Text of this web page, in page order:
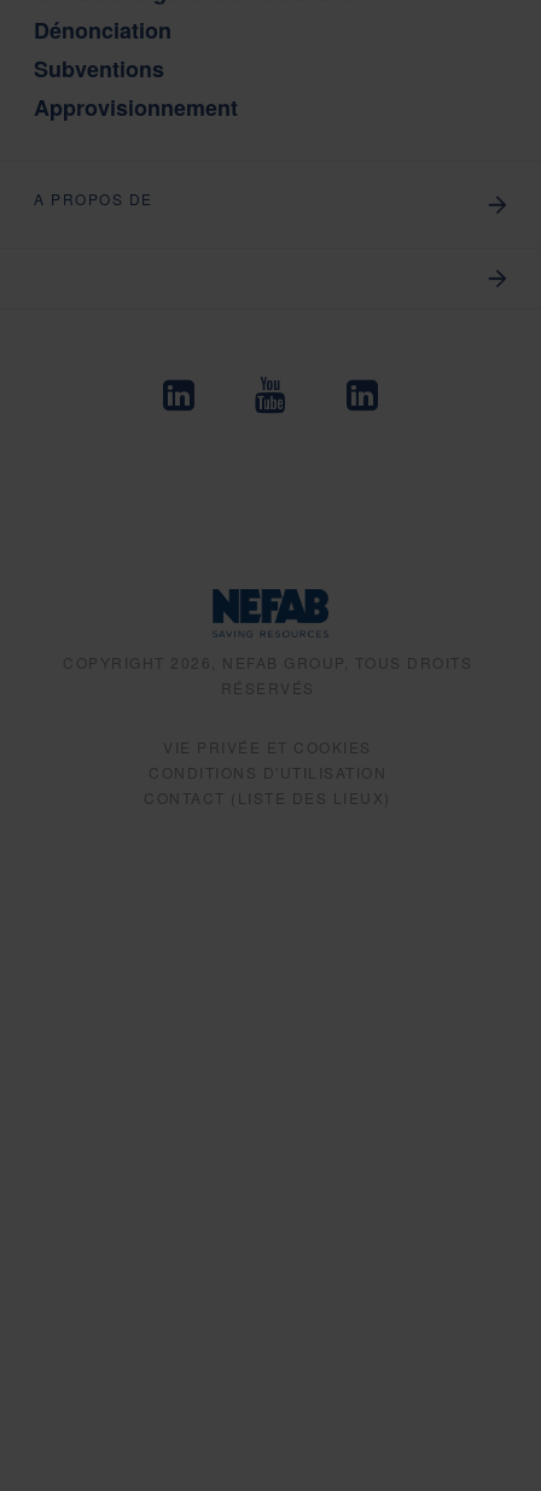
Dénonciation
Subventions
Approvisionnement
A PROPOS DE
COPYRIGHT 2026, NEFAB GROUP, TOUS DROITS
RÉSERVÉS
VIE PRIVÉE ET COOKIES
CONDITIONS D'UTILISATION
CONTACT (LISTE DES LIEUX)